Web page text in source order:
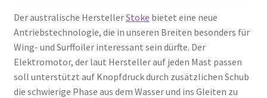
Der australische HerstellerStoke bietet eine neue
Antriebstechnologie, die in unseren Breiten besonders für
Wing- und Surffoiler interessant sein dürfte. Der
Elektromotor, der laut Hersteller auf jeden Mast passen
soll unterstützt auf Knopfdruck durch zusätzlichen Schub
die schwierige Phase aus dem Wasser und ins Gleiten zu